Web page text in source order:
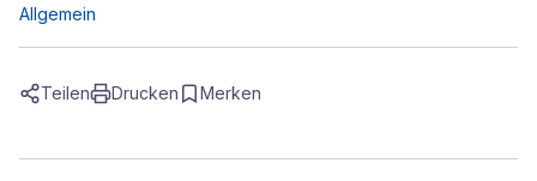
Allgemein
Teilen Drucken Merken